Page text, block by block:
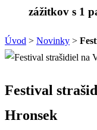
zážitkov s 1
Úvod > Novinky >
Festival
Hronsek